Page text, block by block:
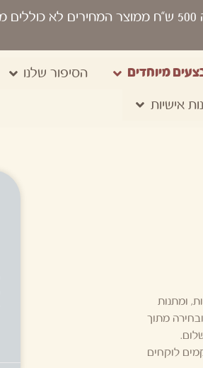
מיוחדים הסיפור שלנו
אישיות
ומתנות
מתוך
לוקחים